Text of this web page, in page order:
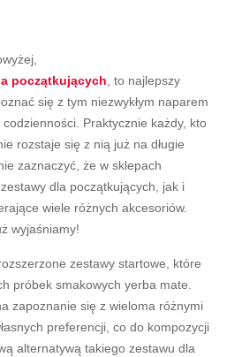
początkujących, to najlepszy
się z tym niezwykłym naparem
codzienności. Praktycznie każdy, kto
rozstaje się z nią już na długie
zaznaczyć, że w sklepach
dla początkujących, jak i
wiele różnych akcesoriów.
wyjaśniamy!
zestawy startowe, które
próbek smakowych yerba mate.
zapoznanie się z wieloma różnymi
preferencji, co do kompozycji
alternatywą takiego zestawu dla